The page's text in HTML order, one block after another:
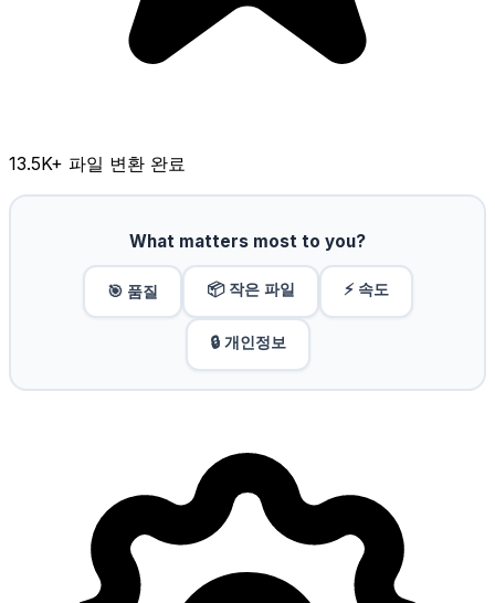
13.5K+ 파일 변환 완료
What matters most to you?
🎯 품질 📦 작은 파일 ⚡ 속도
🔒 개인정보